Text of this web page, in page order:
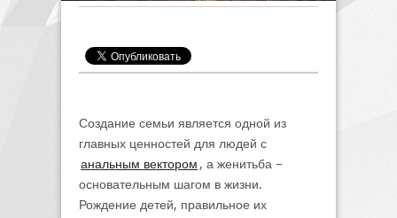
Создание семьи является одной из
главных ценностей для людей с
анальным вектором , а женитьба –
основательным шагом в жизни.
Рождение детей, правильное их